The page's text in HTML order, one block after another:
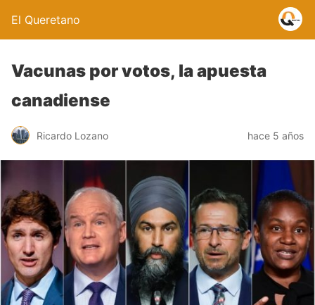
El Queretano
Vacunas por votos, la apuesta
canadiense
Ricardo Lozano hace 5 años